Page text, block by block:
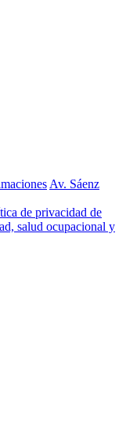
Av. Sáenz
de privacidad de
salud ocupacional y